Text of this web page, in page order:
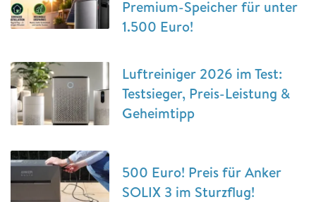
Premium-Speicher für unter
1.500 Euro!
Luftreiniger 2026 im Test:
Testsieger, Preis-Leistung &
Geheimtipp
500 Euro! Preis für Anker
SOLIX 3 im Sturzflug!